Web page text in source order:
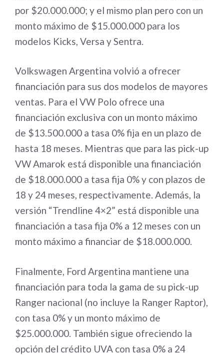
por $20.000.000; y el mismo plan pero con un
monto máximo de $15.000.000 para los
modelos Kicks, Versa y Sentra.
Volkswagen Argentina volvió a ofrecer
financiación para sus dos modelos de mayores
ventas. Para el VW Polo ofrece una
financiación exclusiva con un monto máximo
de $13.500.000 a tasa 0% fija en un plazo de
hasta 18 meses. Mientras que para las pick-up
VW Amarok está disponible una financiación
de $18.000.000 a tasa fija 0% y con plazos de
18 y 24 meses, respectivamente. Además, la
versión “Trendline 4×2” está disponible una
financiación a tasa fija 0% a 12 meses con un
monto máximo a financiar de $18.000.000.
Finalmente, Ford Argentina mantiene una
financiación para toda la gama de su pick-up
Ranger nacional (no incluye la Ranger Raptor),
con tasa 0% y un monto máximo de
$25.000.000. También sigue ofreciendo la
opción del crédito UVA con tasa 0% a 24